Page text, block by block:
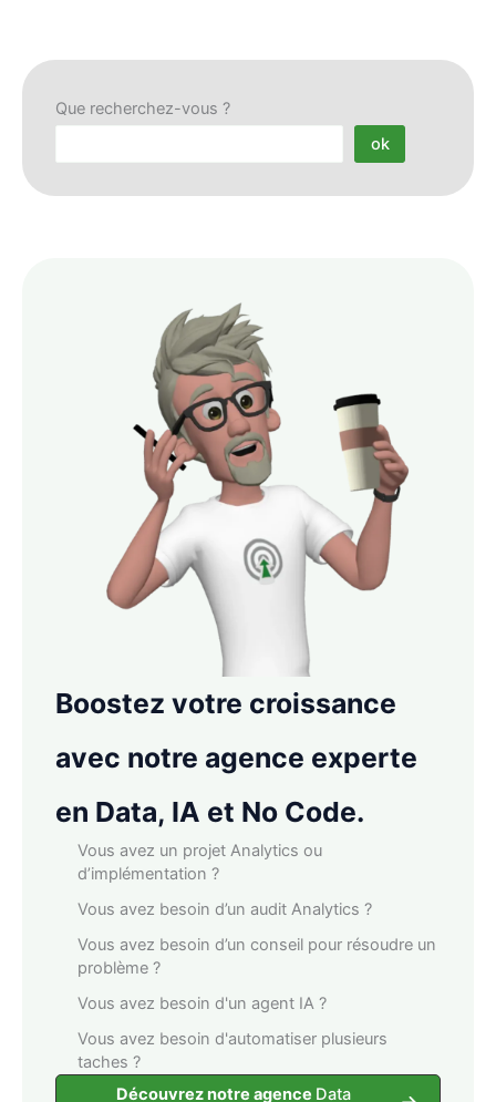
Que recherchez-vous ?
ok
Boostez votre croissance
avec notre agence experte
en Data, IA et No Code.
Vous avez un projet Analytics ou
d’implémentation ?
Vous avez besoin d’un audit Analytics ?
Vous avez besoin d’un conseil pour résoudre un
problème ?
Vous avez besoin d'un agent IA ?
Vous avez besoin d'automatiser plusieurs
taches ?
Découvrez notre agence Data